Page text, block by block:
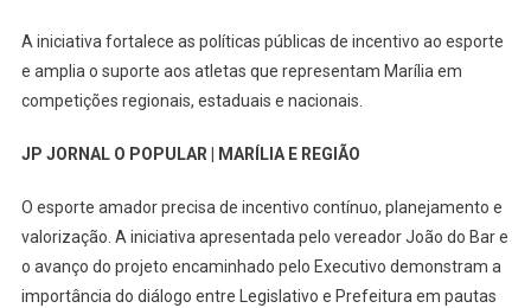
A iniciativa fortalece as políticas públicas de incentivo ao esporte
e amplia o suporte aos atletas que representam Marília em
competições regionais, estaduais e nacionais.
JP JORNAL O POPULAR | MARÍLIA E REGIÃO
O esporte amador precisa de incentivo contínuo, planejamento e
valorização. A iniciativa apresentada pelo vereador João do Bar e
o avanço do projeto encaminhado pelo Executivo demonstram a
importância do diálogo entre Legislativo e Prefeitura em pautas